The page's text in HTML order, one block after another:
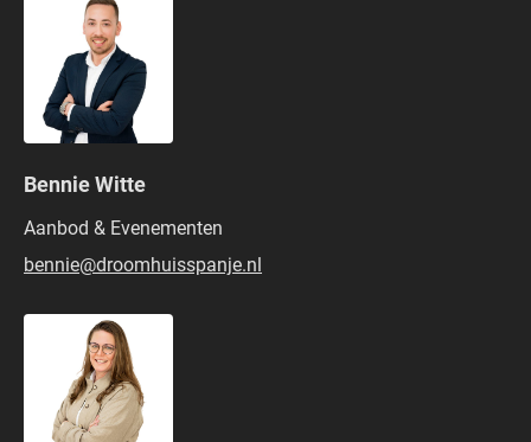
Bennie Witte
Aanbod & Evenementen
bennie@droomhuisspanje.nl